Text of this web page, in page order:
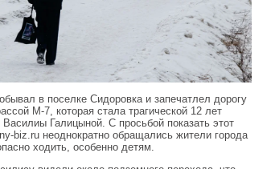
в поселке Сидоровка и запечатлел дорогу
М-7, которая стала трагической 12 лет
Галицыной. С просьбой показать этот
biz.ru неоднократно обращались жители города
ходить, особенно детям.